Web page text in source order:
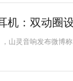
机：双动圈
山灵音响发布微博